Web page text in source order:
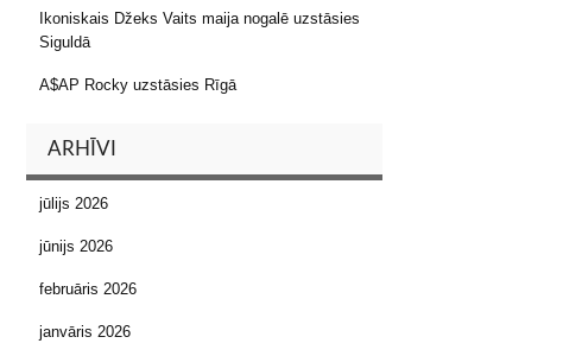
Ikoniskais Džeks Vaits maija nogalē uzstāsies
Siguldā
A$AP Rocky uzstāsies Rīgā
ARHĪVI
jūlijs 2026
jūnijs 2026
februāris 2026
janvāris 2026